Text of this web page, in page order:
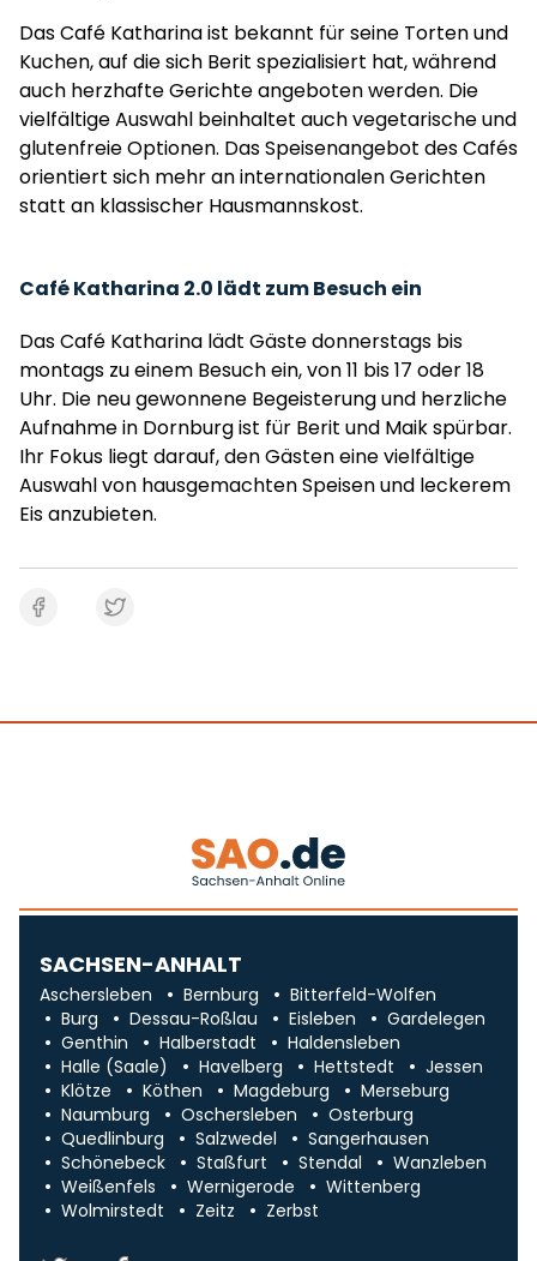
Das Café Katharina ist bekannt für seine Torten und
Kuchen, auf die sich Berit spezialisiert hat, während
auch herzhafte Gerichte angeboten werden. Die
vielfältige Auswahl beinhaltet auch vegetarische und
glutenfreie Optionen. Das Speisenangebot des Cafés
orientiert sich mehr an internationalen Gerichten
statt an klassischer Hausmannskost.
Café Katharina 2.0 lädt zum Besuch ein
Das Café Katharina lädt Gäste donnerstags bis
montags zu einem Besuch ein, von 11 bis 17 oder 18
Uhr. Die neu gewonnene Begeisterung und herzliche
Aufnahme in Dornburg ist für Berit und Maik spürbar.
Ihr Fokus liegt darauf, den Gästen eine vielfältige
Auswahl von hausgemachten Speisen und leckerem
Eis anzubieten.
SACHSEN-ANHALT
Aschersleben Bernburg
Bitterfeld-Wolfen
Burg
Dessau-Roßlau Eisleben
Gardelegen
Genthin
Halberstadt
Haldensleben
Halle (Saale)
Havelberg Hettstedt
Jessen
Klötze
Köthen Magdeburg
Merseburg
Naumburg
Oschersleben
Osterburg
Quedlinburg
Salzwedel
Sangerhausen
Schönebeck
Staßfurt Stendal
Wanzleben
Weißenfels
Wernigerode
Wittenberg
Wolmirstedt
Zeitz Zerbst